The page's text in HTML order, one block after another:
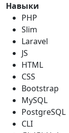
Навыки
PHP
Slim
Laravel
JS
HTML
CSS
Bootstrap
MySQL
PostgreSQL
CLI